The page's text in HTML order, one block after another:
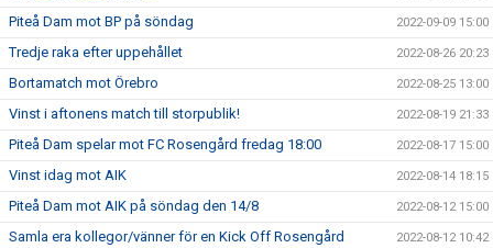
Piteå Dam mot BP på söndag 2022-09-09 15:00
Tredje raka efter uppehållet 2022-08-26 20:23
Bortamatch mot Örebro 2022-08-25 13:00
Vinst i aftonens match till storpublik! 2022-08-19 21:33
Piteå Dam spelar mot FC Rosengård fredag 18:00 2022-08-17 15:00
Vinst idag mot AIK 2022-08-14 18:15
Piteå Dam mot AIK på söndag den 14/8 2022-08-12 15:00
Samla era kollegor/vänner för en Kick Off Rosengård 2022-08-12 10:42